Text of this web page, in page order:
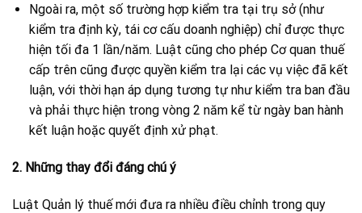
Ngoài ra, một số trường hợp kiểm tra tại trụ sở (như
kiểm tra định kỳ, tái cơ cấu doanh nghiệp) chỉ được thực
hiện tối đa 1 lần/năm. Luật cũng cho phép Cơ quan thuế
cấp trên cũng được quyền kiểm tra lại các vụ việc đã kết
luận, với thời hạn áp dụng tương tự như kiểm tra ban đầu
và phải thực hiện trong vòng 2 năm kể từ ngày ban hành
kết luận hoặc quyết định xử phạt.
2. Những thay đổi đáng chú ý
Luật Quản lý thuế mới đưa ra nhiều điều chỉnh trong quy